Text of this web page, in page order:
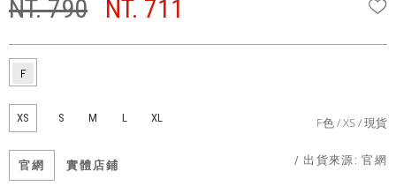
NT. 790 NT. 711
XS S M L XL F色 XS 現貨
官網 實體店鋪 / 出貨來源:官網